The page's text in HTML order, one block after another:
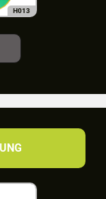
H013